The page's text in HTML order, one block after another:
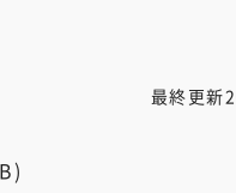
最終更新